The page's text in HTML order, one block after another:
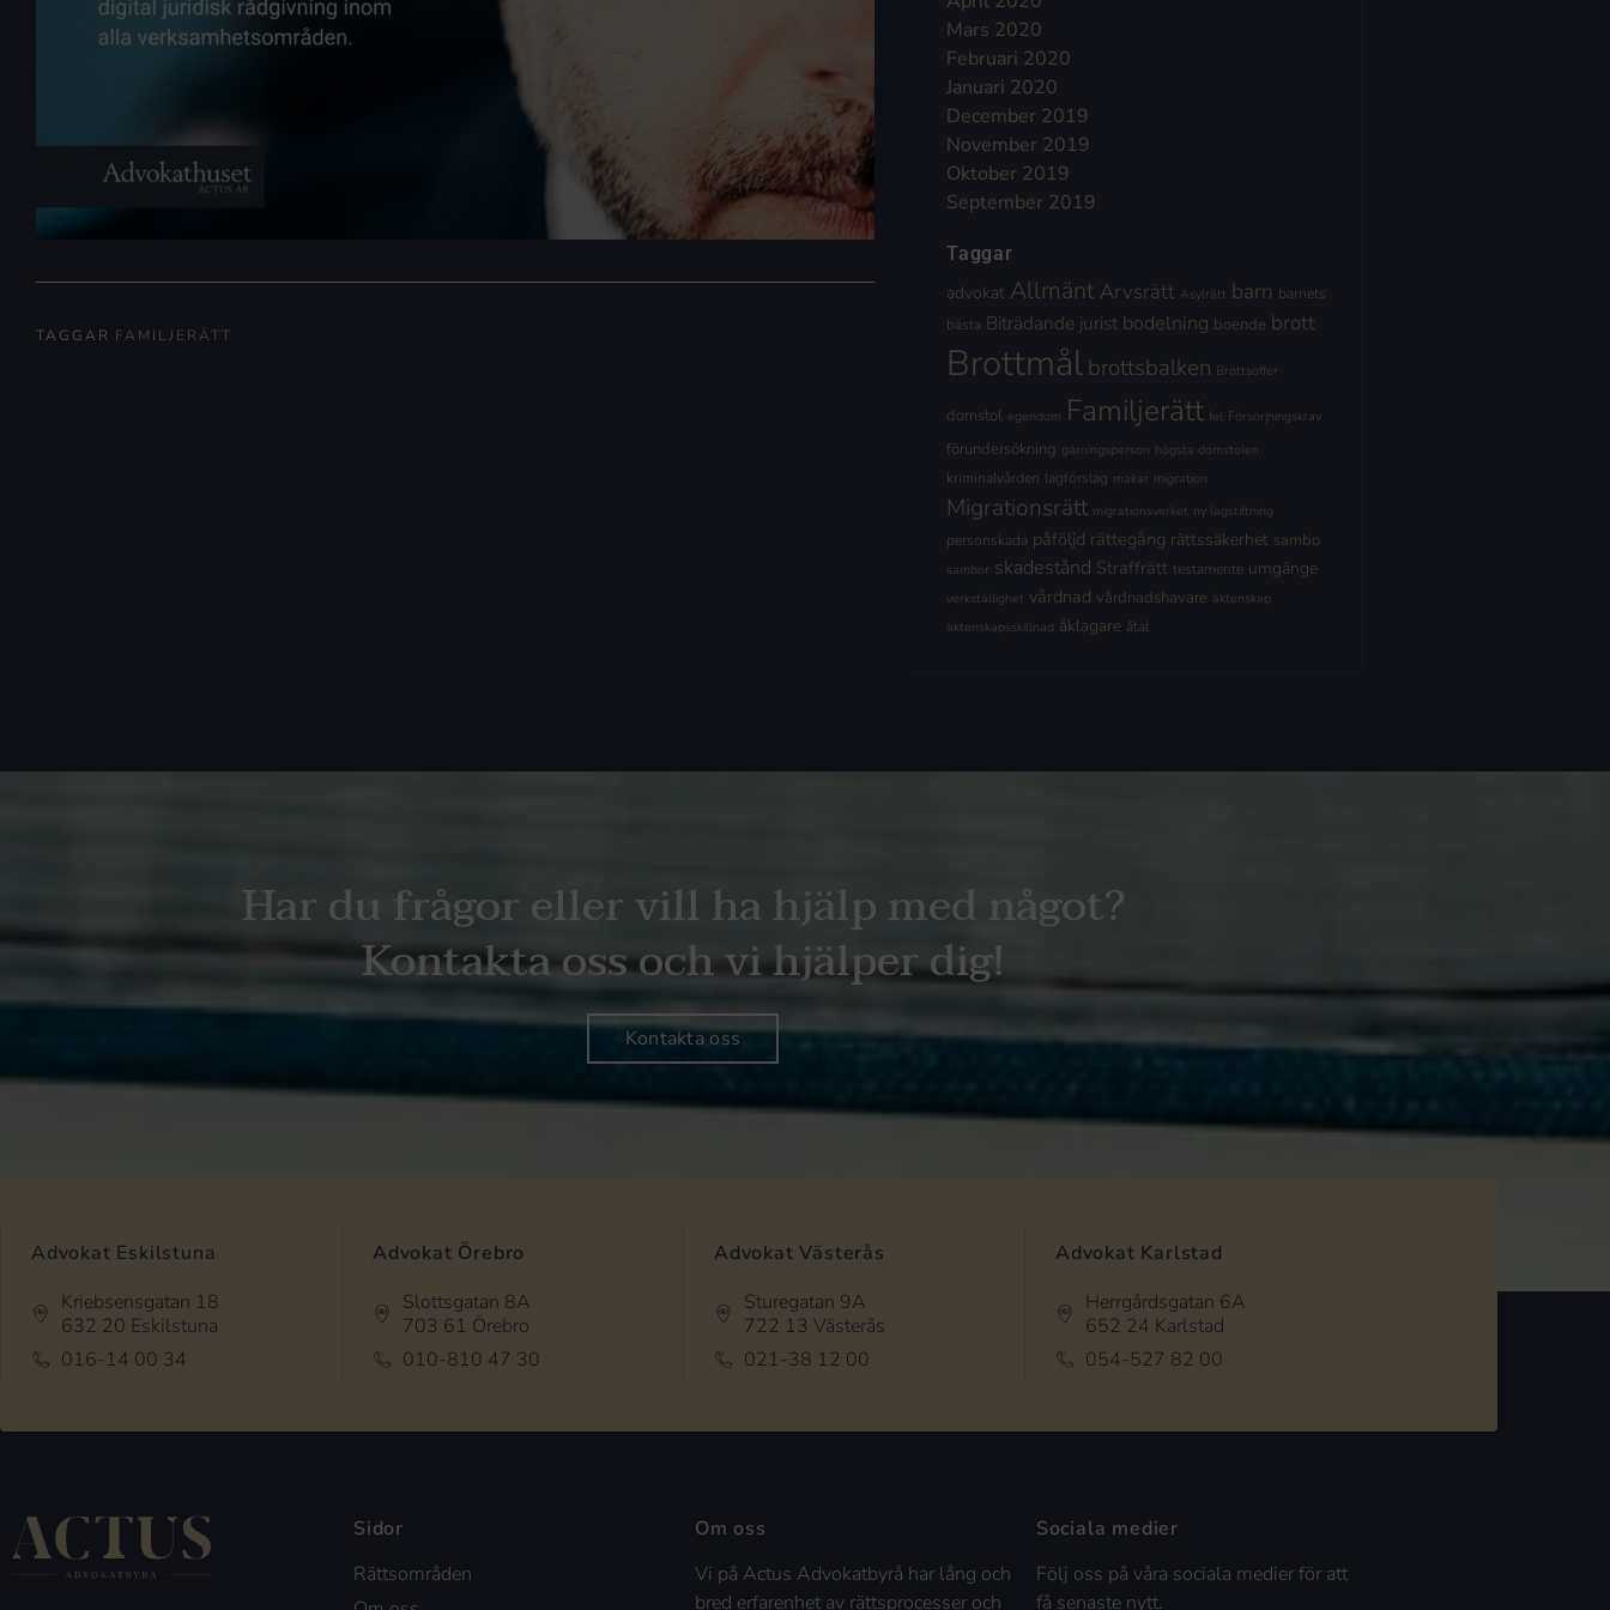
TAGGAR FAMILJERÄTT
Mars 2020
Februari 2020
Januari 2020
December 2019
November 2019
Oktober 2019
September 2019
Taggar
advokat Allmänt Arvsrätt Asylrätt barn barnets
bästa Biträdande jurist bodelning boende brott
Brottmålbrottsbalken Brottsoffer
domstol egendom Familjerätt fel Försörjningskrav
förundersökning gärningsperson högsta domstolen
kriminalvården lagförslag makar migration
Migrationsrätt migrationsverket ny lagstiftning
personskada påföljd rättegång rättssäkerhet sambo
sambor skadestånd Straffrätt testamente umgänge
verkställighet vårdnad vårdnadshavare äktenskap
äktenskapsskillnad åklagare åtal
Har du frågor eller vill ha hjälp med något?
Kontakta oss och vi hjälper dig!
Kontakta oss
Advokat Eskilstuna
Kriebsensgatan 18
632 20 Eskilstuna
016-14 00 34
Advokat Örebro
Slottsgatan 8A
703 61 Örebro
010-810 47 30
Advokat Västerås
Sturegatan 9A
722 13 Västerås
021-38 12 00
Advokat Karlstad
Herrgårdsgatan 6A
652 24 Karlstad
054-527 82 00
Sidor
Rättsområden
Om oss
Vi på Actus Advokatbyrå har lång och
bred erfarenhet av rättsprocesser och
Sociala medier
Följ oss på våra sociala medier för att
få senaste nytt.